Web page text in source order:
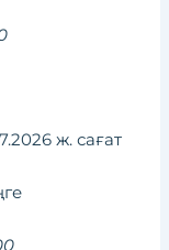
ж. сағат